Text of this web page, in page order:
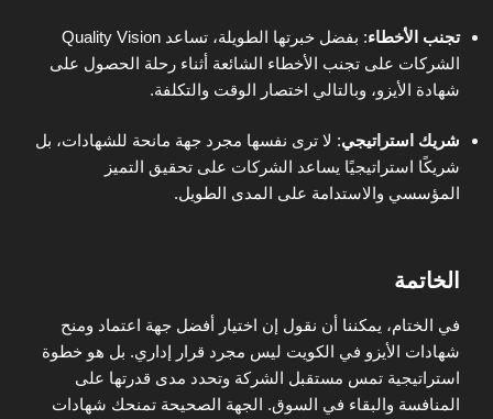
تجنب الأخطاء:
بفضل خبرتها الطويلة، تساعد Quality Vision
الشركات على تجنب الأخطاء الشائعة أثناء رحلة الحصول على
شهادة الأيزو، وبالتالي اختصار الوقت والتكلفة.
شريك استراتيجي: لا ترى نفسها مجرد جهة مانحة للشهادات، بل
شريكًا استراتيجيًا يساعد الشركات على تحقيق التميز
المؤسسي والاستدامة على المدى الطويل.
الخاتمة
في الختام، يمكننا أن نقول إن اختيار أفضل جهة اعتماد ومنح
شهادات الأيزو في الكويت ليس مجرد قرار إداري. بل هو خطوة
استراتيجية تمس مستقبل الشركة وتحدد مدى قدرتها على
المنافسة والبقاء في السوق. الجهة الصحيحة تمنحك شهادات